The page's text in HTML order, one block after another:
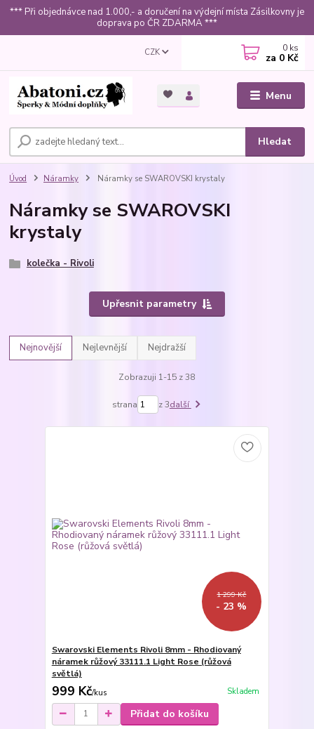
*** Při objednávce nad 1.000,- a doručení na výdejní místa Zásilkovny je
doprava po ČR ZDARMA ***
Menu
CZK
Hledat
0 ks
za 0 Kč
Úvod Náramky Náramky se SWAROVSKI krystaly
Náramky se SWAROVSKI
krystaly
kolečka - Rivoli
Upřesnit parametry
Nejnovější Nejlevnější Nejdražší
Zobrazuji 1-15 z 38
strana z 3další
1 299 Kč
- 23 %
Swarovski Elements Rivoli 8mm - Rhodiovaný
náramek růžový 33111.1 Light Rose (růžová
světlá)
999 Kč/kus Skladem
Přidat do košíku